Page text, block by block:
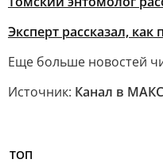
Эксперт рассказал,
Еще больше новостей
Источник: Канал в
ТОП